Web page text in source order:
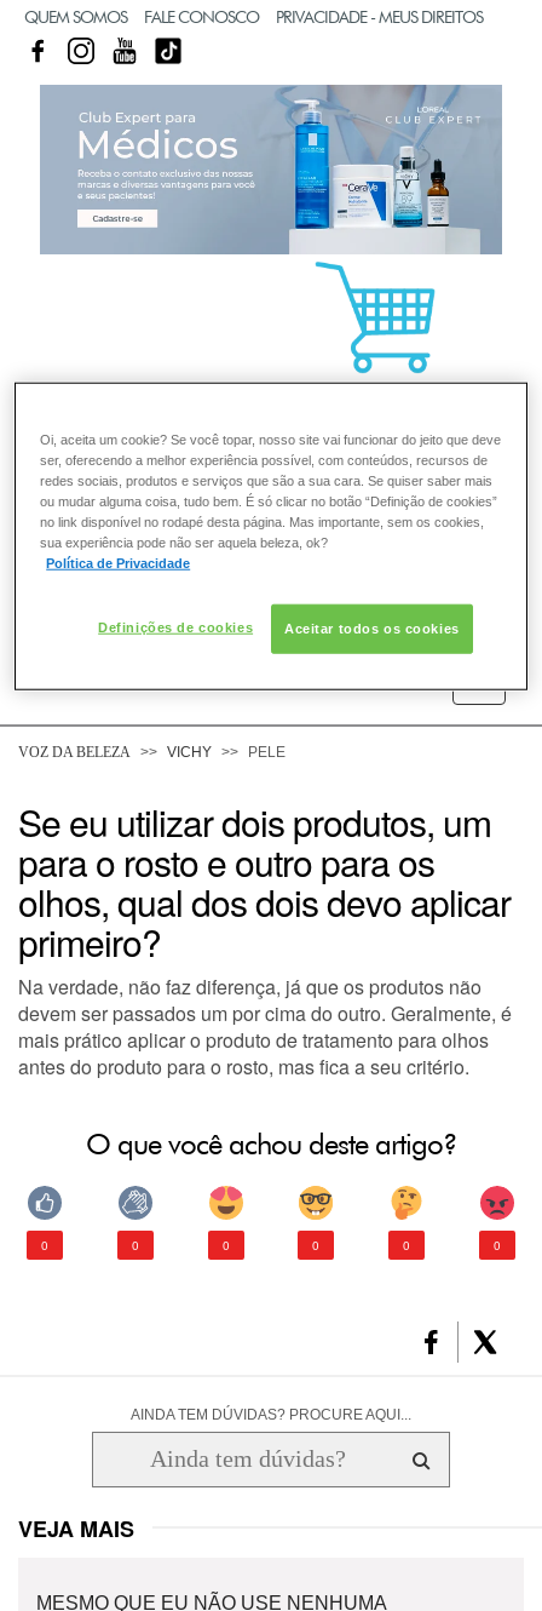
QUEM SOMOS FALE CONOSCO PRIVACIDADE - MEUS DIREITOS
FACEBOOKINSTAGRAM
YOUTUBE
DESODORANTE
SOLAR
DERMACLUB
CONSULTORIA DE PRODUTOS VICHY
VOZ DA BELEZA VICHY PELE
Se eu utilizar dois produtos, um
para o rosto e outro para os
olhos, qual dos dois devo aplicar
primeiro?
Na verdade, não faz diferença, já que os produtos não
devem ser passados um por cima do outro. Geralmente, é
mais prático aplicar o produto de tratamento para olhos
antes do produto para o rosto, mas fica a seu critério.
O que você achou deste artigo?
0 0 0 0 0 0
AINDA TEM DÚVIDAS? PROCURE AQUI...
VEJA MAIS
MESMO QUE EU NÃO USE NENHUMA
Oi, aceita um cookie? Se você topar, nosso site vai funcionar do jeito que deve
ser, oferecendo a melhor experiência possível, com conteúdos, recursos de
redes sociais, produtos e serviços que são a sua cara. Se quiser saber mais
ou mudar alguma coisa, tudo bem. É só clicar no botão “Definição de cookies”
no link disponível no rodapé desta página. Mas importante, sem os cookies,
sua experiência pode não ser aquela beleza, ok?
Política de Privacidade
Definições de cookies Aceitar todos os cookies